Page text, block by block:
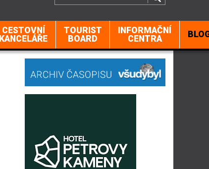
CESTOVNÍ
KANCELÁŘE
TOURIST
BOARD
INFORMAČNÍ
CENTRA